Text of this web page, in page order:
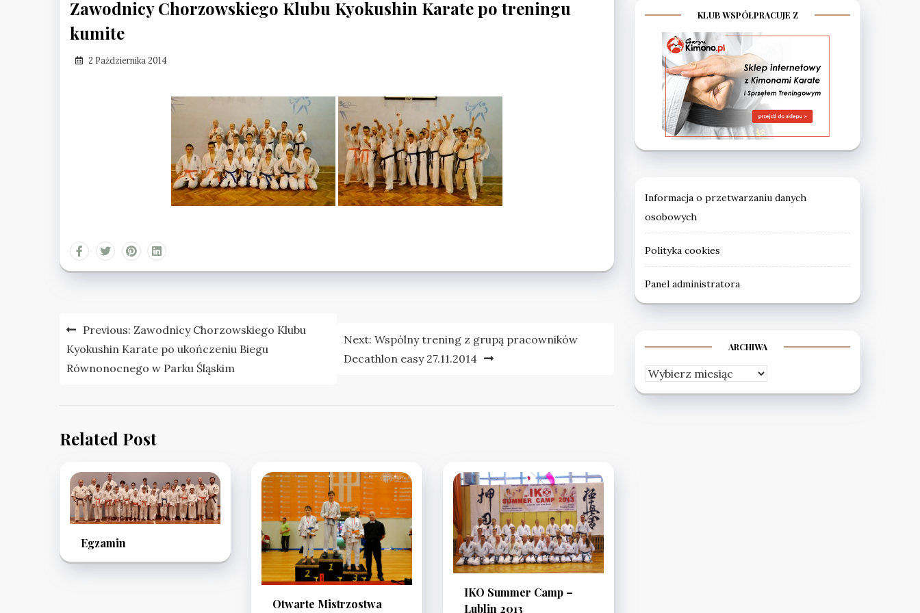
Zawodnicy Chorzowskiego Klubu Kyokushin Karate po treningu
kumite
2 Października 2014
Nawigacja
wpisu
Previous: Zawodnicy Chorzowskiego Klubu
Kyokushin Karate po ukończeniu Biegu
Równonocnego w Parku Śląskim
Next: Wspólny trening z grupą pracowników
Decathlon easy 27.11.2014
Related Post
Egzamin
Otwarte Mistrzostwa
IKO Summer Camp –
Lublin 2013
KLUB WSPÓŁPRACUJE Z
Informacja o przetwarzaniu danych
osobowych
Polityka cookies
Panel administratora
ARCHIWA
Archiwa